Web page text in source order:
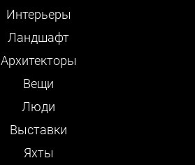
Интерьеры
Ландшафт
Архитекторы
Вещи
Люди
Выставки
Яхты